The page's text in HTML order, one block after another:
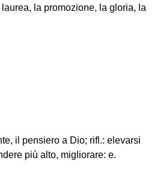
la promozione, la gloria, la
il pensiero a Dio; rifl.: elevarsi
più alto, migliorare: e.